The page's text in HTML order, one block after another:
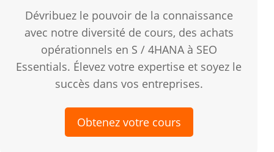
Dévribuez le pouvoir de la connaissance
avec notre diversité de cours, des achats
opérationnels en S / 4HANA à SEO
Essentials. Élevez votre expertise et soyez le
succès dans vos entreprises.
Obtenez votre cours